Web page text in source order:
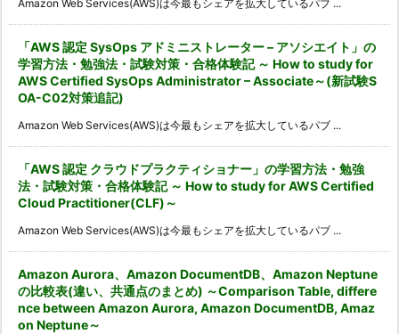
Amazon Web Services(AWS)は今最もシェアを拡大しているパブ ...
「AWS 認定 SysOps アドミニストレーター – アソシエイト」の
学習方法・勉強法・試験対策・合格体験記 ～ How to study for
AWS Certified SysOps Administrator – Associate～(新試験S
OA-C02対策追記)
Amazon Web Services(AWS)は今最もシェアを拡大しているパブ ...
「AWS 認定 クラウドプラクティショナー」の学習方法・勉強
法・試験対策・合格体験記 ～ How to study for AWS Certified
Cloud Practitioner(CLF)～
Amazon Web Services(AWS)は今最もシェアを拡大しているパブ ...
Amazon Aurora、Amazon DocumentDB、Amazon Neptune
の比較表(違い、共通点のまとめ) ～Comparison Table, differe
nce between Amazon Aurora, Amazon DocumentDB, Amaz
on Neptune～